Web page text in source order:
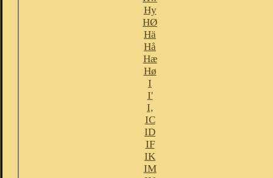
Hy
HØ
Hä
Hå
Hæ
Hø
I
I'
I,
IC
ID
IF
IK
IM